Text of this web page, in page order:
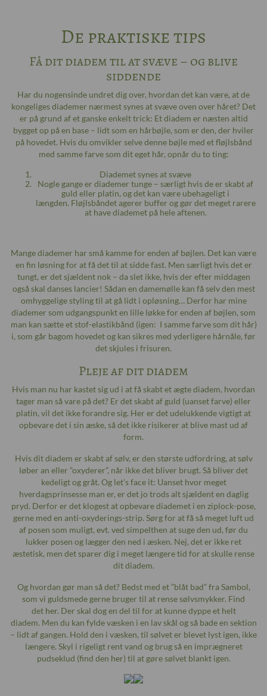
De praktiske tips
Få dit diadem til at svæve – og blive
siddende
Har du nogensinde undret dig over, hvordan det kan være, at de
kongeliges diademer nærmest synes at svæve oven over håret? Det
er på grund af et ganske enkelt trick: Et diadem er næsten altid
bygget op på en base – lidt som en hårbøjle, som er den, der hviler
på hovedet. Hvis du omvikler selve denne bøjle med et fløjlsbånd
med samme farve som dit eget hår, opnår du to ting:
Diademet synes at svæve
Nogle gange er diademer tunge – særligt hvis de er skabt af
guld eller platin, og det kan være ubehageligt i
længden. Fløjlsbåndet agerer buffer og gør det meget rarere
at have diademet på hele aftenen.
Mange diademer har små kamme for enden af bøjlen. Det kan være
en fin løsning for at få det til at sidde fast. Men særligt hvis det er
tungt, er det sjældent nok – da slet ikke, hvis der efter middagen
også skal danses lancier! Sådan en damemølle kan få selv den mest
omhyggelige styling til at gå lidt i opløsning… Derfor har mine
diademer som udgangspunkt en lille løkke for enden af bøjlen, som
man kan sætte et stof-elastikbånd (igen: I samme farve som dit hår)
i, som går bagom hovedet og kan sikres med yderligere hårnåle, før
det skjules i frisuren.
Pleje af dit diadem
Hvis man nu har kastet sig ud i at få skabt et ægte diadem, hvordan
tager man så vare på det? Er det skabt af guld (uanset farve) eller
platin, vil det ikke forandre sig. Her er det udelukkende vigtigt at
opbevare det i sin æske, så det ikke risikerer at blive mast ud af
form.
Hvis dit diadem er skabt af sølv, er den største udfordring, at sølv
løber an eller ”oxyderer”, når ikke det bliver brugt. Så bliver det
kedeligt og gråt. Og let’s face it: Uanset hvor meget
hverdagsprinsesse man er, er det jo trods alt sjældent en daglig
pryd. Derfor er det klogest at opbevare diademet i en ziplock-pose,
gerne med en anti-oxyderings-strip. Sørg for at få så meget luft ud
af posen som muligt, evt. ved simpelthen at suge den ud, før du
lukker posen og lægger den ned i æsken. Nej, det er ikke ret
æstetisk, men det sparer dig i meget længere tid for at skulle rense
dit diadem.
Og hvordan gør man så det? Bedst med et ”blåt bad” fra Sambol,
som vi guldsmede gerne bruger til at rense sølvsmykker. Find
det her. Der skal dog en del til for at kunne dyppe et helt
diadem. Men du kan fylde væsken i en lav skål og så bade en sektion
– lidt af gangen. Hold den i væsken, til sølvet er blevet lyst igen, ikke
længere. Skyl i rigeligt rent vand og brug så en imprægneret
pudseklud (find den her) til at gøre sølvet blankt igen.